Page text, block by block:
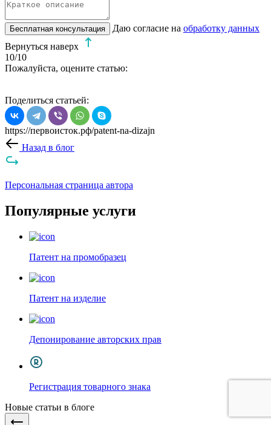
Бесплатная консультация Даю согласие на обработку данных
Вернуться наверх
10/10
Пожалуйста, оцените статью:
Поделиться статьей:
https://первоисток.рф/patent-na-dizajn
Назад в блог
Персональная страница автора
Популярные услуги
Патент на промобразец
Патент на изделие
Депонирование авторских прав
Регистрация товарного знака
Новые статьи в блоге